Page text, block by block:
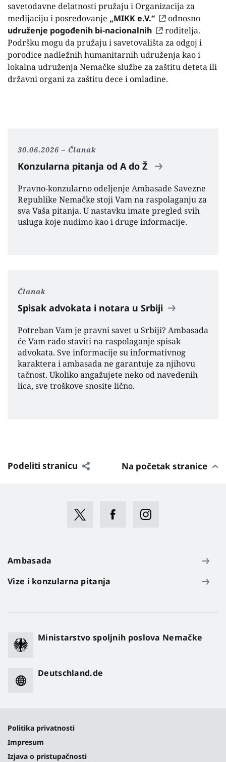
savetodavne delatnosti pružaju i Organizacija za
medijaciju i posredovanje „MIKK e.V.“
odnosno
udruženje pogođenih bi-nacionalnih
roditelja.
Podršku mogu da pružaju i savetovališta za odgoj i
porodice nadležnih humanitarnih udruženja kao i
lokalna udruženja Nemačke službe za zaštitu deteta ili
državni organi za zaštitu dece i omladine.
30.06.2026 Članak
Konzularna pitanja od A do Ž
Pravno-konzularno odeljenje Ambasade Savezne
Republike Nemačke stoji Vam na raspolaganju za
sva Vaša pitanja. U nastavku imate pregled svih
usluga koje nudimo kao i druge informacije.
Članak
Spisak advokata i notara u Srbiji
Potreban Vam je pravni savet u Srbiji? Ambasada
će Vam rado staviti na raspolaganje spisak
advokata. Sve informacije su informativnog
karaktera i ambasada ne garantuje za njihovu
tačnost. Ukoliko angažujete neko od navedenih
lica, sve troškove snosite lično.
Podeliti stranicu Na početak stranice
Ambasada
Vize i konzularna pitanja
Ministarstvo spoljnih poslova Nemačke
Deutschland.de
Politika privatnosti
Impresum
Izjava o pristupačnosti